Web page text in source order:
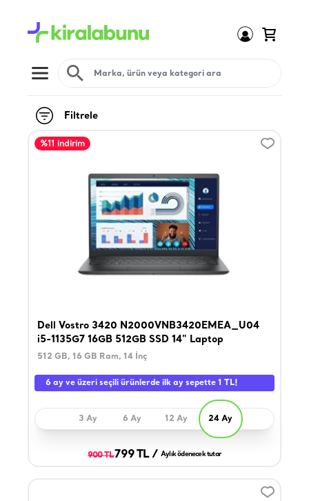
Open menu
Filtrele
%11 indirim
Dell Vostro 3420 N2000VNB3420EMEA_U04
i5-1135G7 16GB 512GB SSD 14" Laptop
512 GB, 16 GB Ram, 14 İnç
6 ay ve üzeri seçili ürünlerde ilk ay sepette 1 TL!
3 Ay 6 Ay 12 Ay 24 Ay
900 TL799 TL / Aylık ödenecek tutar